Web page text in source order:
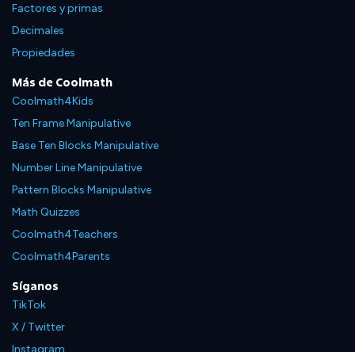
Factores y primas
Decimales
Propiedades
Más de Coolmath
Coolmath4Kids
Ten Frame Manipulative
Base Ten Blocks Manipulative
Number Line Manipulative
Pattern Blocks Manipulative
Math Quizzes
Coolmath4Teachers
Coolmath4Parents
Síganos
TikTok
X / Twitter
Instagram